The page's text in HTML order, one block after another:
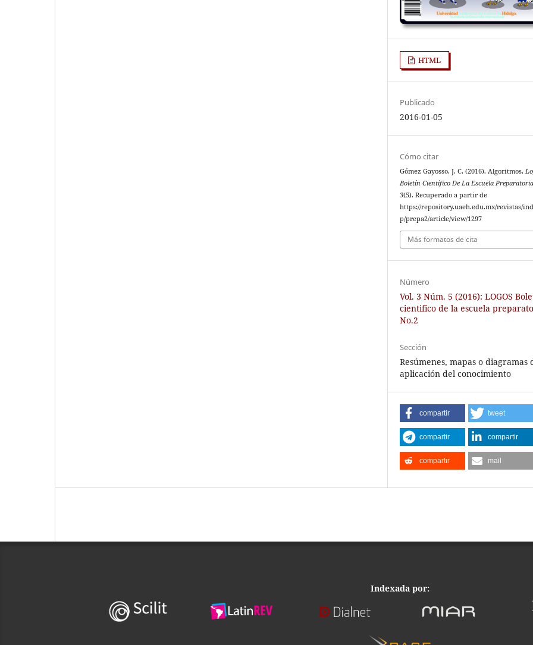
HTML
Publicado
2016-01-05
Cómo citar
Gómez Gayosso, J. C. (2016). Algoritmos.
Boletín Científico De La Escuela
3(5). Recuperado a partir de
https://repository.uaeh.edu.mx/revistas/
p/prepa2/article/view/1297
Más formatos de cita
Número
Vol. 3 Núm. 5 (2016): LOGOS
cientifico de la escuela
No.2
Sección
Resúmenes, mapas o diagramas
aplicación del conocimiento
compartir tweet
compartir compartir
compartir mail
Indexada por: